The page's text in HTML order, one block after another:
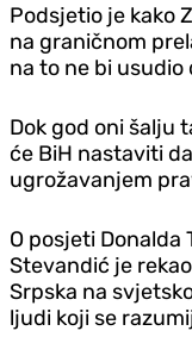
Podsjetio je kako
na graničnom
na to ne bi usudio
Dok god oni šalju
će BiH nastaviti
ugrožavanjem
O posjeti Donalda
Stevandić je
Srpska na
ljudi koji se